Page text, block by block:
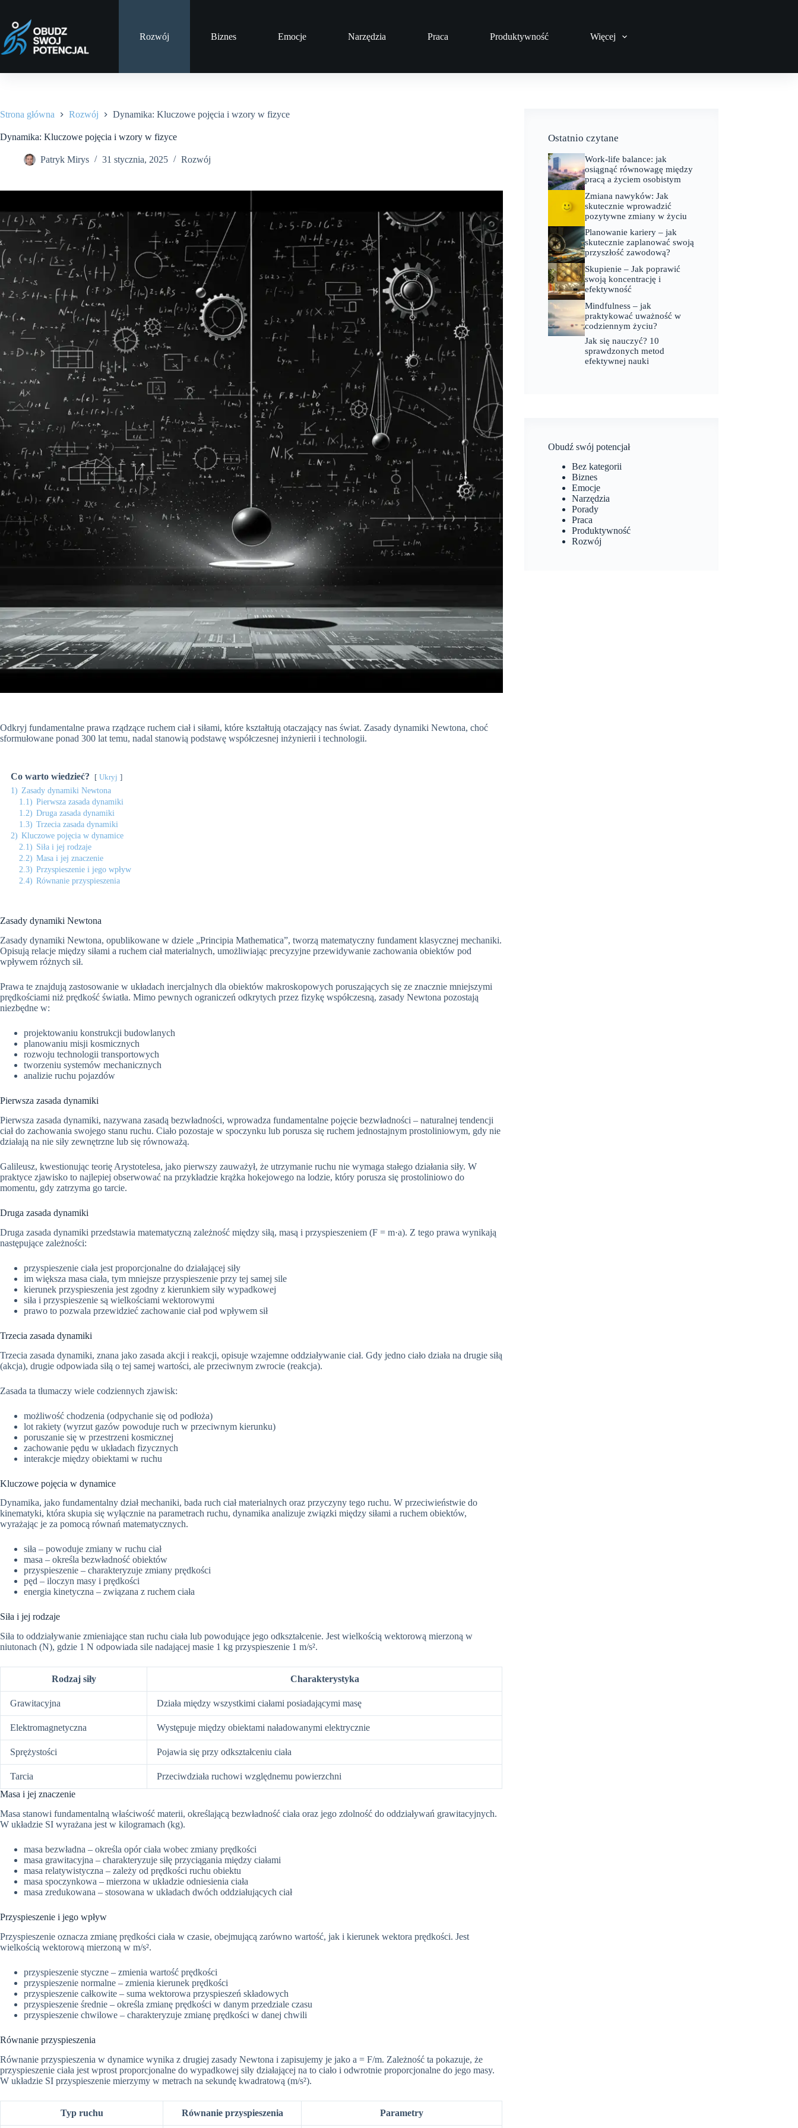
treści
Rozwój
Biznes Emocje Narzędzia Praca Produktywność Więcej
Strona główna Rozwój Dynamika: Kluczowe pojęcia i wzory w fizyce
Dynamika: Kluczowe pojęcia i wzory w fizyce
Patryk Mirys 31 stycznia, 2025 Rozwój
Odkryj fundamentalne prawa rządzące ruchem ciał i siłami, które kształtują otaczający nas świat. Zasady dynamiki Newtona, choć
sformułowane ponad 300 lat temu, nadal stanowią podstawę współczesnej inżynierii i technologii.
Co warto wiedzieć? Ukryj
1) Zasady dynamiki Newtona
1.1) Pierwsza zasada dynamiki
1.2) Druga zasada dynamiki
1.3) Trzecia zasada dynamiki
2) Kluczowe pojęcia w dynamice
2.1) Siła i jej rodzaje
2.2) Masa i jej znaczenie
2.3) Przyspieszenie i jego wpływ
2.4) Równanie przyspieszenia
Zasady dynamiki Newtona
Zasady dynamiki Newtona, opublikowane w dziele „Principia Mathematica”, tworzą matematyczny fundament klasycznej mechaniki.
Opisują relacje między siłami a ruchem ciał materialnych, umożliwiając precyzyjne przewidywanie zachowania obiektów pod
wpływem różnych sił.
Prawa te znajdują zastosowanie w układach inercjalnych dla obiektów makroskopowych poruszających się ze znacznie mniejszymi
prędkościami niż prędkość światła. Mimo pewnych ograniczeń odkrytych przez fizykę współczesną, zasady Newtona pozostają
niezbędne w:
projektowaniu konstrukcji budowlanych
planowaniu misji kosmicznych
rozwoju technologii transportowych
tworzeniu systemów mechanicznych
analizie ruchu pojazdów
Pierwsza zasada dynamiki
Pierwsza zasada dynamiki, nazywana zasadą bezwładności, wprowadza fundamentalne pojęcie bezwładności – naturalnej tendencji
ciał do zachowania swojego stanu ruchu. Ciało pozostaje w spoczynku lub porusza się ruchem jednostajnym prostoliniowym, gdy nie
działają na nie siły zewnętrzne lub się równoważą.
Galileusz, kwestionując teorię Arystotelesa, jako pierwszy zauważył, że utrzymanie ruchu nie wymaga stałego działania siły. W
praktyce zjawisko to najlepiej obserwować na przykładzie krążka hokejowego na lodzie, który porusza się prostoliniowo do
momentu, gdy zatrzyma go tarcie.
Druga zasada dynamiki
Druga zasada dynamiki przedstawia matematyczną zależność między siłą, masą i przyspieszeniem (F = m·a). Z tego prawa wynikają
następujące zależności:
przyspieszenie ciała jest proporcjonalne do działającej siły
im większa masa ciała, tym mniejsze przyspieszenie przy tej samej sile
kierunek przyspieszenia jest zgodny z kierunkiem siły wypadkowej
siła i przyspieszenie są wielkościami wektorowymi
prawo to pozwala przewidzieć zachowanie ciał pod wpływem sił
Trzecia zasada dynamiki
Trzecia zasada dynamiki, znana jako zasada akcji i reakcji, opisuje wzajemne oddziaływanie ciał. Gdy jedno ciało działa na drugie siłą
(akcja), drugie odpowiada siłą o tej samej wartości, ale przeciwnym zwrocie (reakcja).
Zasada ta tłumaczy wiele codziennych zjawisk:
możliwość chodzenia (odpychanie się od podłoża)
lot rakiety (wyrzut gazów powoduje ruch w przeciwnym kierunku)
poruszanie się w przestrzeni kosmicznej
zachowanie pędu w układach fizycznych
interakcje między obiektami w ruchu
Kluczowe pojęcia w dynamice
Dynamika, jako fundamentalny dział mechaniki, bada ruch ciał materialnych oraz przyczyny tego ruchu. W przeciwieństwie do
kinematyki, która skupia się wyłącznie na parametrach ruchu, dynamika analizuje związki między siłami a ruchem obiektów,
wyrażając je za pomocą równań matematycznych.
siła – powoduje zmiany w ruchu ciał
masa – określa bezwładność obiektów
przyspieszenie – charakteryzuje zmiany prędkości
pęd – iloczyn masy i prędkości
energia kinetyczna – związana z ruchem ciała
Siła i jej rodzaje
Siła to oddziaływanie zmieniające stan ruchu ciała lub powodujące jego odkształcenie. Jest wielkością wektorową mierzoną w
niutonach (N), gdzie 1 N odpowiada sile nadającej masie 1 kg przyspieszenie 1 m/s².
Rodzaj siły Charakterystyka
Grawitacyjna Działa między wszystkimi ciałami posiadającymi masę
Elektromagnetyczna Występuje między obiektami naładowanymi elektrycznie
Sprężystości Pojawia się przy odkształceniu ciała
Tarcia
Przeciwdziała ruchowi względnemu powierzchni
Masa i jej znaczenie
Masa stanowi fundamentalną właściwość materii, określającą bezwładność ciała oraz jego zdolność do oddziaływań grawitacyjnych.
W układzie SI wyrażana jest w kilogramach (kg).
masa bezwładna – określa opór ciała wobec zmiany prędkości
masa grawitacyjna – charakteryzuje siłę przyciągania między ciałami
masa relatywistyczna – zależy od prędkości ruchu obiektu
masa spoczynkowa – mierzona w układzie odniesienia ciała
masa zredukowana – stosowana w układach dwóch oddziałujących ciał
Przyspieszenie i jego wpływ
Przyspieszenie oznacza zmianę prędkości ciała w czasie, obejmującą zarówno wartość, jak i kierunek wektora prędkości. Jest
wielkością wektorową mierzoną w m/s².
przyspieszenie styczne – zmienia wartość prędkości
przyspieszenie normalne – zmienia kierunek prędkości
przyspieszenie całkowite – suma wektorowa przyspieszeń składowych
przyspieszenie średnie – określa zmianę prędkości w danym przedziale czasu
przyspieszenie chwilowe – charakteryzuje zmianę prędkości w danej chwili
Równanie przyspieszenia
Równanie przyspieszenia w dynamice wynika z drugiej zasady Newtona i zapisujemy je jako a = F/m. Zależność ta pokazuje, że
przyspieszenie ciała jest wprost proporcjonalne do wypadkowej siły działającej na to ciało i odwrotnie proporcjonalne do jego masy.
W układzie SI przyspieszenie mierzymy w metrach na sekundę kwadratową (m/s²).
Typ ruchu Równanie przyspieszenia Parametry
Ostatnio czytane
Work-life balance: jak
osiągnąć równowagę między
pracą a życiem osobistym
Zmiana nawyków: Jak
skutecznie wprowadzić
pozytywne zmiany w życiu
Planowanie kariery – jak
skutecznie zaplanować swoją
przyszłość zawodową?
Skupienie – Jak poprawić
swoją koncentrację i
efektywność
Mindfulness – jak
praktykować uważność w
codziennym życiu?
Jak się nauczyć? 10
sprawdzonych metod
efektywnej nauki
Obudź swój potencjał
Bez kategorii
Biznes
Emocje
Narzędzia
Porady
Praca
Produktywność
Rozwój